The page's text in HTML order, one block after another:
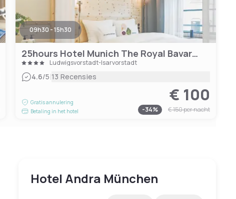
09h30 - 15h30
25hours Hotel Munich The Royal Bavarian
Ludwigsvorstadt-Isarvorstadt
4.6/5|13 Recensies
Gratis annulering
Betaling in het hotel
€ 100
-34% € 150per nacht
Hotel Andra München